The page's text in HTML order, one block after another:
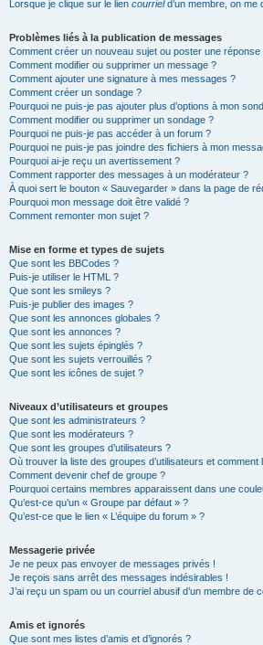
Lorsque je clique sur le lien courrield’un membre, on me
Problèmes liés à la publication de messages
Comment créer un nouveau sujet ou poster une réponse
Comment modifier ou supprimer un message ?
Comment ajouter une signature à mes messages ?
Comment créer un sondage ?
Pourquoi ne puis-je pas ajouter plus d’options à mon
Comment modifier ou supprimer un sondage ?
Pourquoi ne puis-je pas accéder à un forum ?
Pourquoi ne puis-je pas joindre des fichiers à mon
Pourquoi ai-je reçu un avertissement ?
Comment rapporter des messages à un modérateur ?
À quoi sert le bouton « Sauvegarder » dans la page de
Pourquoi mon message doit être validé ?
Comment remonter mon sujet ?
Mise en forme et types de sujets
Que sont les BBCodes ?
Puis-je utiliser le HTML ?
Que sont les smileys ?
Puis-je publier des images ?
Que sont les annonces globales ?
Que sont les annonces ?
Que sont les sujets épinglés ?
Que sont les sujets verrouillés ?
Que sont les icônes de sujet ?
Niveaux d’utilisateurs et groupes
Que sont les administrateurs ?
Que sont les modérateurs ?
Que sont les groupes d’utilisateurs ?
Où trouver la liste des groupes d’utilisateurs et comment
Comment devenir chef de groupe ?
Pourquoi certains membres apparaissent dans une
Qu’est-ce qu’un « Groupe par défaut » ?
Qu’est-ce que le lien « L’équipe du forum » ?
Messagerie privée
Je ne peux pas envoyer de messages privés !
Je reçois sans arrêt des messages indésirables !
J’ai reçu un spam ou un courriel abusif d’un membre de
Amis et ignorés
Que sont mes listes d’amis et d’ignorés ?